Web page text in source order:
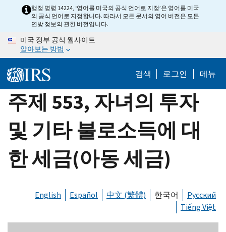
content
행정 명령 14224, ‘영어를 미국의 공식 언어로 지정’은 영어를 미국
의 공식 언어로 지정합니다. 따라서 모든 문서의 영어 버전은 모든
연방 정보의 관헌 버전입니다.
미국 정부 공식 웹사이트
알아보는 방법
검색 로그인 메뉴
주제 553, 자녀의 투자
및 기타 불로소득에 대
한 세금(아동 세금)
English Español 中文 (繁體) 한국어
Русский
Tiếng Việt